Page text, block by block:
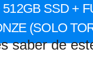
SSD +
(SOLO
saber de